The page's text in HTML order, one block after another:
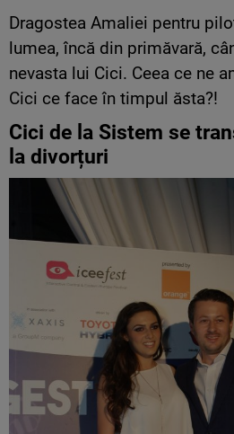
Dragostea Amaliei pentru
lumea, încă din primăvară,
nevasta lui Cici. Ceea ce ne
Cici ce face în timpul ăsta?!
Cici de la Sistem se
la divorțuri